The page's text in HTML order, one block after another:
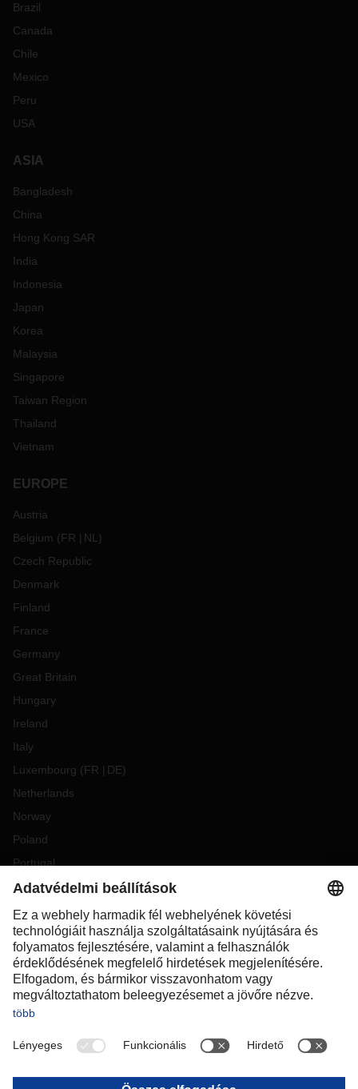
Brazil
Canada
Chile
Mexico
Peru
USA
ASIA
Bangladesh
China
Hong Kong SAR
India
Indonesia
Japan
Korea
Malaysia
Singapore
Taiwan Region
Thailand
Vietnam
EUROPE
Austria
Belgium (FR NL )
Czech Republic
Denmark
Finland
France
Germany
Great Britain
Hungary
Ireland
Italy
Luxembourg (FR DE)
Netherlands
Norway
Poland
Portugal
Romania
Slovakia
Spain
Sweden
Switzerland( DE FR)
Turkey
OCEANIA